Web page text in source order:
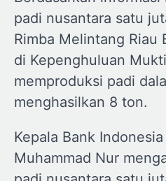
padi nusantara satu
Rimba Melintang Riau
di Kepenghuluan
memproduksi padi
menghasilkan 8 ton.
Kepala Bank
Muhammad Nur